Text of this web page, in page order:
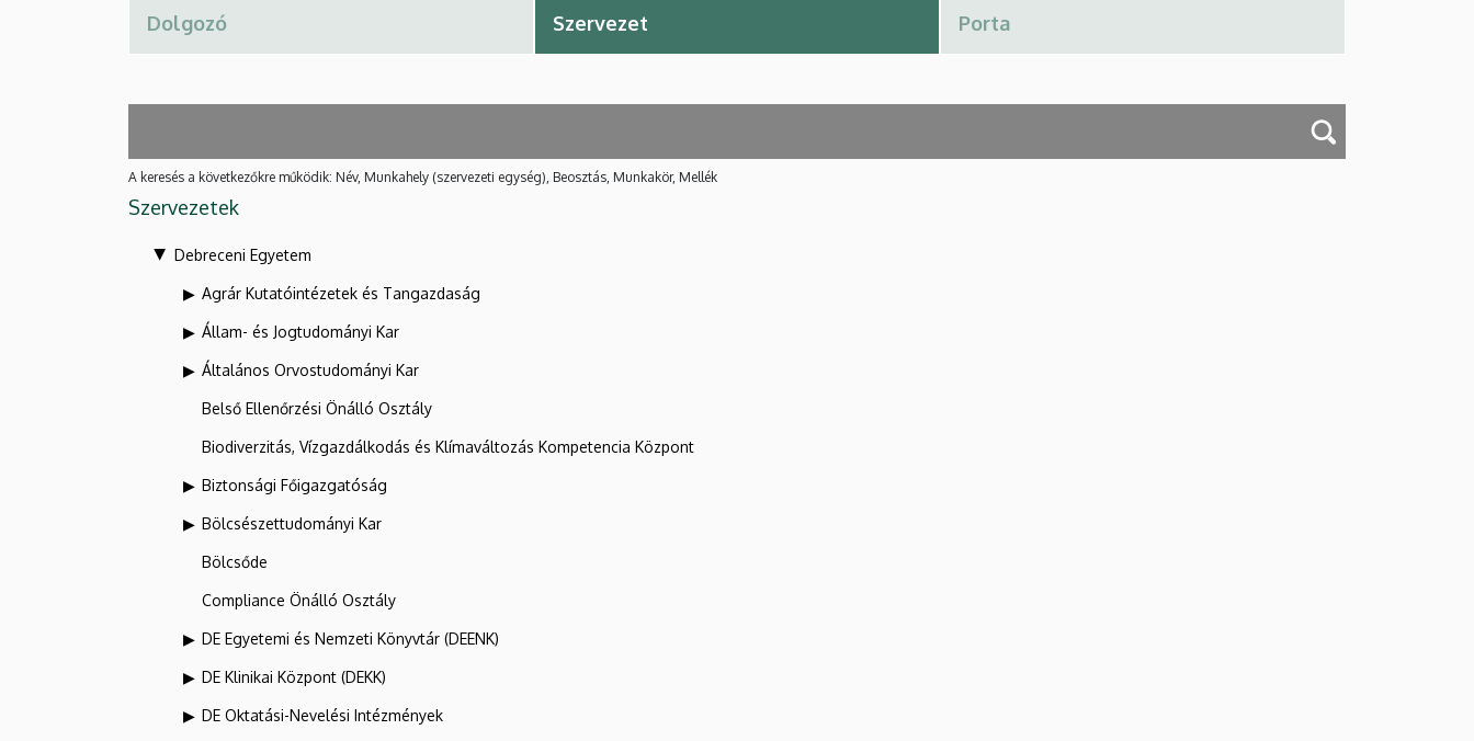
A keresés a következőkre működik: Név, Munkahely (szervezeti egység), Beosztás, Munkakör, Mellék
Szervezetek
Debreceni Egyetem
Agrár Kutatóintézetek és Tangazdaság
Állam- és Jogtudományi Kar
Általános Orvostudományi Kar
Belső Ellenőrzési Önálló Osztály
Biodiverzitás, Vízgazdálkodás és Klímaváltozás Kompetencia Központ
Biztonsági Főigazgatóság
Bölcsészettudományi Kar
Bölcsőde
Compliance Önálló Osztály
DE Egyetemi és Nemzeti Könyvtár (DEENK)
DE Klinikai Központ (DEKK)
DE Oktatási-Nevelési Intézmények